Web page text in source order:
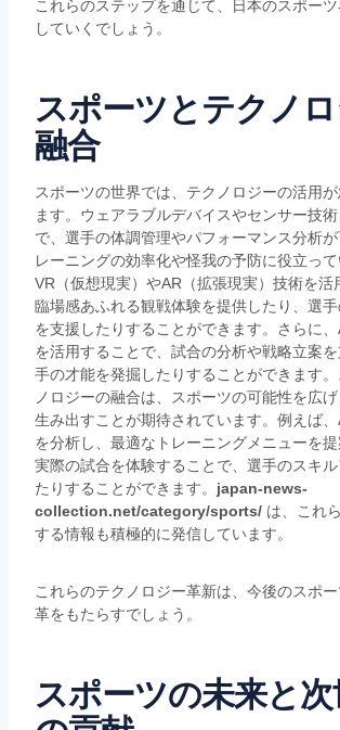
これらのステップを通じて、日本のスポー
していくでしょう。
スポーツとテクノ
融合
スポーツの世界では、テクノロジーの活用
ます。ウェアラブルデバイスやセンサー技
で、選手の体調管理やパフォーマンス分析
レーニングの効率化や怪我の予防に役立って
VR（仮想現実）やAR（拡張現実）技術を活
臨場感あふれる観戦体験を提供したり、選
を支援したりすることができます。さらに、
を活用することで、試合の分析や戦略立案
手の才能を発掘したりすることができます
ノロジーの融合は、スポーツの可能性を広
生み出すことが期待されています。例えば
を分析し、最適なトレーニングメニューを
実際の試合を体験することで、選手のスキ
たりすることができます。 japan-news-
collection.net/category/sports/ は、これ
する情報も積極的に発信しています。
これらのテクノロジー革新は、今後のスポ
革をもたらすでしょう。
スポーツの未来と